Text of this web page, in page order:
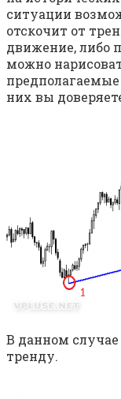
ситуации
отскочит от
движение, либо
можно
них вы
В данном
тренду.